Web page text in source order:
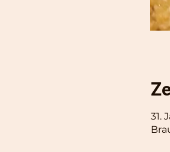
31.